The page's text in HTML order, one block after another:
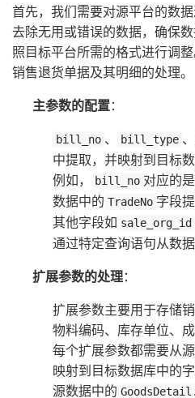
首先，我们需要对源平台的数
去除无用或错误的数据，确保
照目标平台所需的格式进行调
销售退货单据及其明细的处理。
主参数的配置：
bill_no 、 bill_type 、
中提取，并映射到目标
例如，
bill_no 对应的
数据中的 TradeNo 字段提
其他字段如 sale_org_id
通过特定查询语句从数据
扩展参数的处理：
扩展参数主要用于存储
物料编码、库存单位、成
每个扩展参数都需要从
映射到目标数据库中的
源数据中的